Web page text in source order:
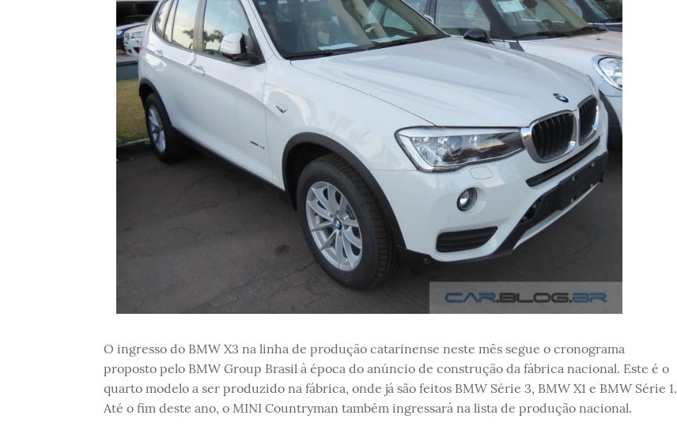
O ingresso do BMW X3 na linha de produção catarinense neste mês segue o cronograma
proposto pelo BMW Group Brasil à época do anúncio de construção da fábrica nacional. Este é o
quarto modelo a ser produzido na fábrica, onde já são feitos BMW Série 3, BMW X1 e BMW Série 1.
Até o fim deste ano, o MINI Countryman também ingressará na lista de produção nacional.